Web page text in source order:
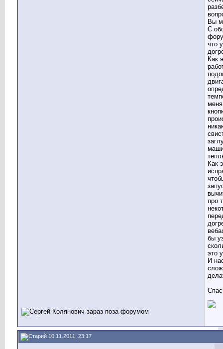
Вы
С
что
Как
Как
про
бы
это
И
10.11.2011, 23:17